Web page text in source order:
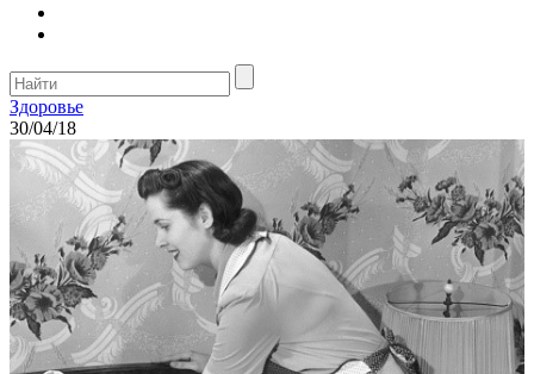
Здоровье
30/04/18